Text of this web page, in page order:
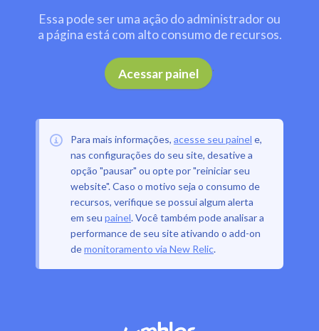
Essa pode ser uma ação do administrador ou
a página está com alto consumo de recursos.
Acessar painel .
Para mais informações, acesse seu painel e,
nas configurações do seu site, desative a
opção "pausar" ou opte por "reiniciar seu
website". Caso o motivo seja o consumo de
recursos, verifique se possui algum alerta
em seu painel. Você também pode analisar a
performance de seu site ativando o add-on
demonitoramento via New Relic.